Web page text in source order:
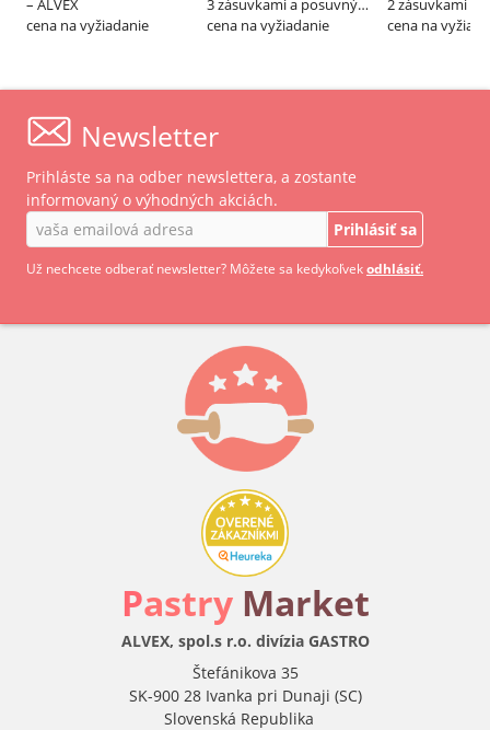
– ALVEX
cena na vyžiadanie
3 zásuvkami a posuvnými
dvierkami – ALVEX
cena na vyžiadanie
2 zásuvkami a
dvierkami –
cena na
Newsletter
Prihláste sa na odber newslettera, a zostante
informovaný o výhodných akciách.
Prihlásiť sa
Už nechcete odberať newsletter? Môžete sa kedykoľvekodhlásiť.
Pastry Market
ALVEX, spol.s r.o. divízia GASTRO
Štefánikova 35
SK-900 28 Ivanka pri Dunaji (SC)
Slovenská Republika